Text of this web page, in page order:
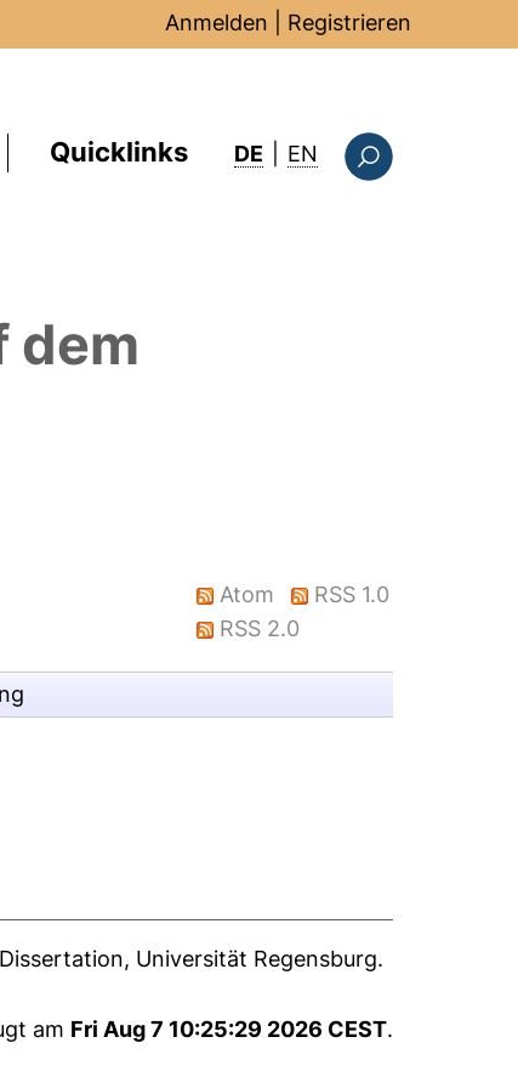
Anmelden Registrieren
Quicklinks DE EN : this page in
dem
Atom
RSS 1.0
RSS 2.0
Dissertation, Universität Regensburg.
am Fri Aug 7 10:25:29 2026 CEST.